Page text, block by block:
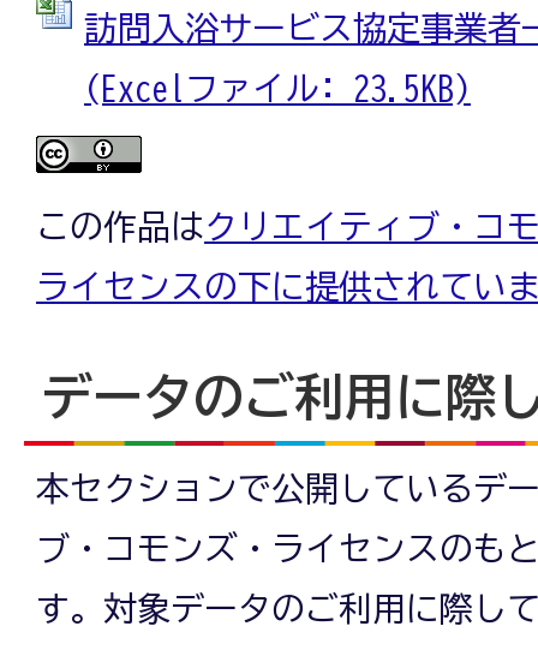
訪問入浴サービス協定事業者
(Excelファイル: 23.5KB)
この作品はクリエイティブ・コ
ライセンスの下に提供されてい
データのご利用に際
本セクションで公開しているデ
ブ・コモンズ・ライセンスのも
す。対象データのご利用に際し